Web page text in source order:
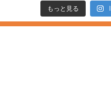
もっと見る